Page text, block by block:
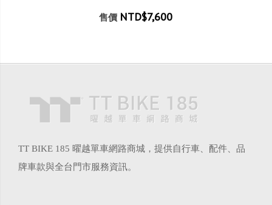
售價 NTD$7,600
TT BIKE 185 曜越單車網路商城，提供自行車、配件、品
牌車款與全台門市服務資訊。